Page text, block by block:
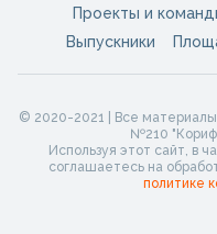
Проекты и
Выпускники
© 2020-2021 | Все
№210
Используя этот сайт, в
соглашаетесь на
политике